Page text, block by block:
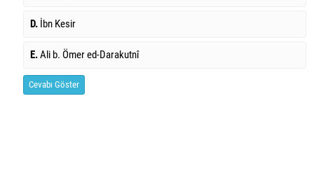
D. İbn Kesir
E.Ali b. Ömer ed-Darakutnî
Cevabı Göster